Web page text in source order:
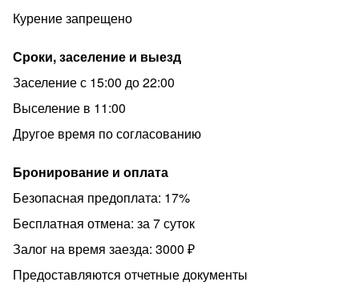
договоренности и оплачивается отдельно
Отчётные документы
Связь с менеджером во время заселения и всего
проживания
❗️Если гость моложе 21 года, мы берём повышенный
⛔️Запрещено курение !
⛔️Запрещено проведение шумных вечеринок и
мероприятий!
⛔️Запрещено проживание с животными !
Наша компания предлагает удобное бесконтактное
заселение.До прибытия в квартиру оплачивается
предоплата и подписывается договор. Полная оплата
Курение запрещено
Сроки, заселение и выезд
Заселение с 15:00 до 22:00
Выселение в 11:00
Другое время по согласованию
Бронирование и оплата
Безопасная предоплата: 17%
Бесплатная отмена: за 7 суток
Залог на время заезда: 3000 ₽
Предоставляются отчетные документы